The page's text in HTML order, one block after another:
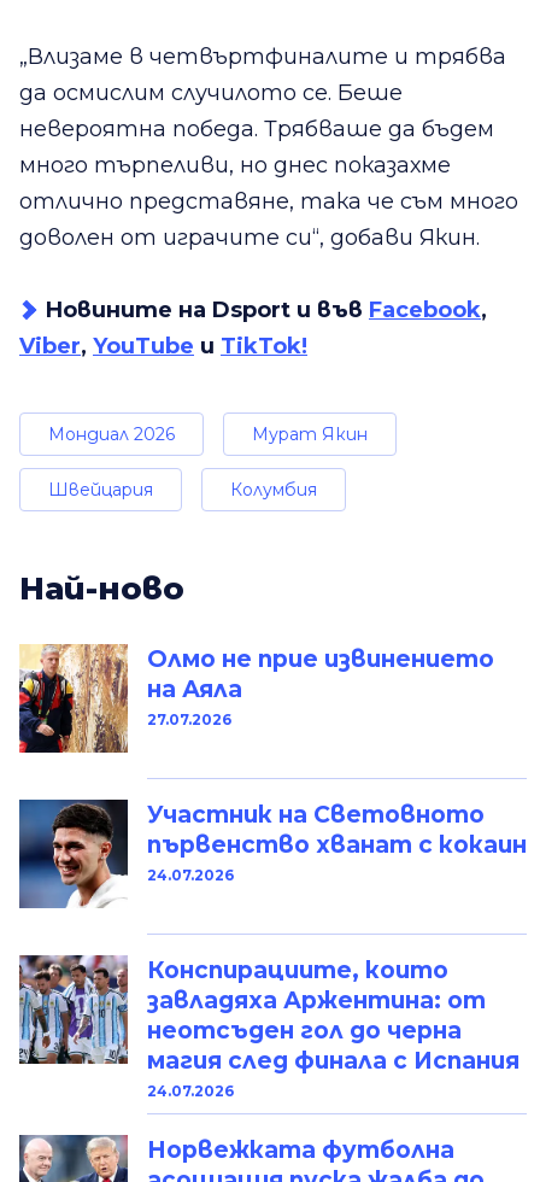
„Влизаме в четвъртфиналите и трябва
да осмислим случилото се. Беше
невероятна победа. Трябваше да бъдем
много търпеливи, но днес показахме
отлично представяне, така че съм много
доволен от играчите си“, добави Якин.
Новините на Dsport и във Facebook,
Viber, YouTube и TikTok!
Мондиал 2026 Мурат Якин
Швейцария Колумбия
Най-ново
Олмо не прие извинението
на Аяла
27.07.2026
Участник на Световното
първенство хванат с кокаин
24.07.2026
Конспирациите, които
завладяха Аржентина: от
неотсъден гол до черна
магия след финала с Испания
24.07.2026
Норвежката футболна